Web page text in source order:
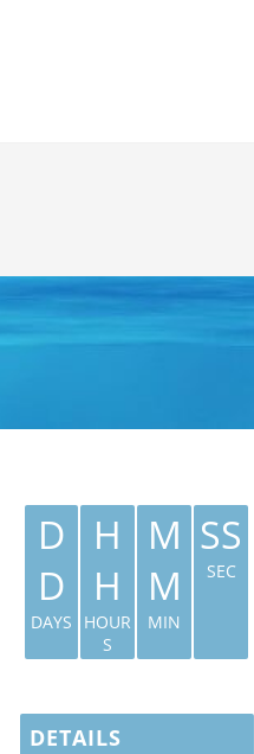
D
D
DAYS
H
H
HOUR
S
M
M
MIN
SS
SEC
DETAILS